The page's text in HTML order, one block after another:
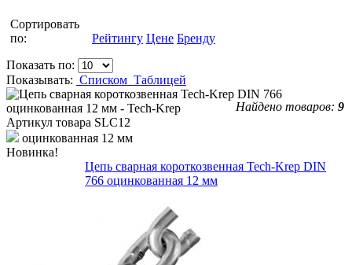
Сортировать
по:
Рейтингу Цене Бренду
Показать по:
Показывать: Списком Таблицей
Найдено товаров: 9
Артикул товара SLC12
оцинкованная 12 мм
Новинка!
Цепь сварная короткозвенная Tech-Krep DIN
766 оцинкованная 12 мм